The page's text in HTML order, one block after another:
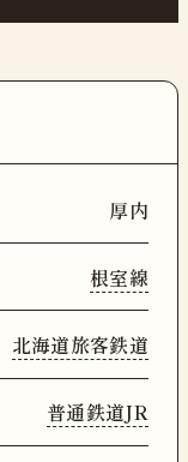
厚内
根室線
北海道旅客鉄道
普通鉄道JR